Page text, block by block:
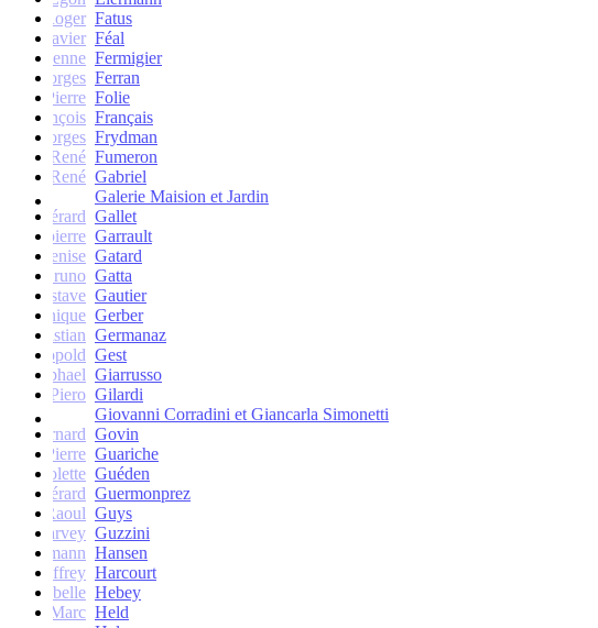
Roger Fatus
Xavier Féal
Etienne Fermigier
Georges Ferran
Pierre Folie
François Français
Georges Frydman
René Fumeron
René Gabriel
Galerie Maision et Jardin
Gérard Gallet
Jean-pierre Garrault
Denise Gatard
Bruno Gatta
Gustave Gautier
Monique Gerber
Christian Germanaz
Léopold Gest
Raphael Giarrusso
Piero Gilardi
Giovanni Corradini et Giancarla Simonetti
Bernard Govin
Pierre Guariche
Colette Guéden
Gérard Guermonprez
Raoul Guys
Harvey Guzzini
Lehmann Hansen
Geoffrey Harcourt
Isabelle Hebey
Marc Held